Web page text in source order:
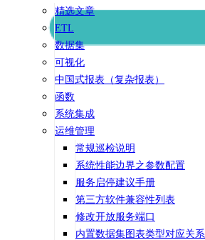
精选文章
ETL
数据集
可视化
中国式报表（复杂报表）
函数
系统集成
运维管理
常规巡检说明
系统性能边界之参数配置
服务启停建议手册
第三方软件兼容性列表
修改开放服务端口
内置数据集图表类型对应关系